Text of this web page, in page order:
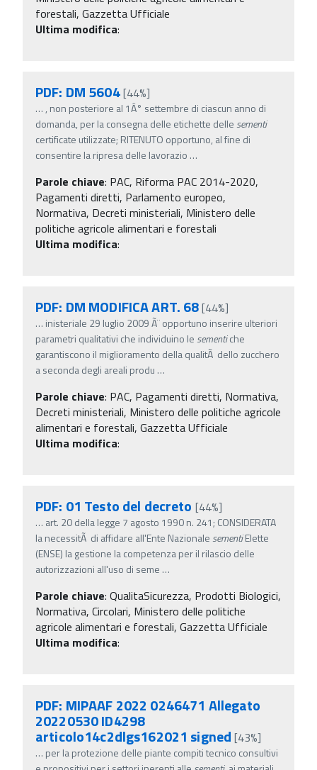
forestali, Gazzetta Ufficiale
Ultima modifica:
PDF: DM 5604[44%]
… , non posteriore al 1Â° settembre di ciascun anno di
domanda, per la consegna delle etichette delle sementi
certificate utilizzate; RITENUTO opportuno, al fine di
consentire la ripresa delle lavorazio …
Parole chiave: PAC, Riforma PAC 2014-2020,
Pagamenti diretti, Parlamento europeo,
Normativa, Decreti ministeriali, Ministero delle
politiche agricole alimentari e forestali
Ultima modifica:
PDF: DM MODIFICA ART. 68[44%]
… inisteriale 29 luglio 2009 Ã¨ opportuno inserire ulteriori
parametri qualitativi che individuino le sementiche
garantiscono il miglioramento della qualitÃ dello zucchero
a seconda degli areali produ …
Parole chiave: PAC, Pagamenti diretti, Normativa,
Decreti ministeriali, Ministero delle politiche agricole
alimentari e forestali, Gazzetta Ufficiale
Ultima modifica:
PDF: 01 Testo del decreto [44%]
… art. 20 della legge 7 agosto 1990 n. 241; CONSIDERATA
la necessitÃ di affidare all'Ente Nazionale sementiElette
(ENSE) la gestione la competenza per il rilascio delle
autorizzazioni all'uso di seme …
Parole chiave: QualitaSicurezza, Prodotti Biologici,
Normativa, Circolari, Ministero delle politiche
agricole alimentari e forestali, Gazzetta Ufficiale
Ultima modifica:
PDF: MIPAAF 2022 0246471 Allegato
20220530 ID4298
articolo14c2dlgs162021 signed [43%]
… per la protezione delle piante compiti tecnico consultivi